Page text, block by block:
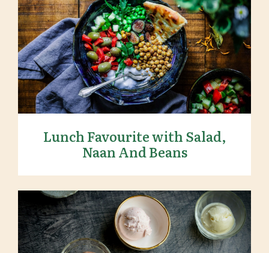
Lunch Favourite with Salad, Naan
And Beans
Lunch Favourite with Salad,
Naan And Beans